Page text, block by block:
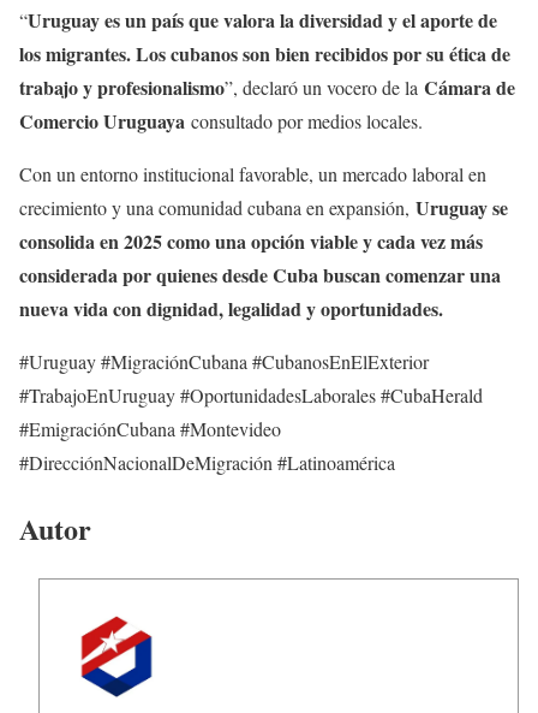
“Uruguay es un país que valora la diversidad y el aporte de
los migrantes. Los cubanos son bien recibidos por su ética de
trabajo y profesionalismo”, declaró un vocero de la Cámara de
Comercio Uruguaya consultado por medios locales.
Con un entorno institucional favorable, un mercado laboral en
crecimiento y una comunidad cubana en expansión, Uruguay se
consolida en 2025 como una opción viable y cada vez más
considerada por quienes desde Cuba buscan comenzar una
nueva vida con dignidad, legalidad y oportunidades.
#Uruguay #MigraciónCubana #CubanosEnElExterior
#TrabajoEnUruguay #OportunidadesLaborales #CubaHerald
#EmigraciónCubana #Montevideo
#DirecciónNacionalDeMigración #Latinoamérica
Autor